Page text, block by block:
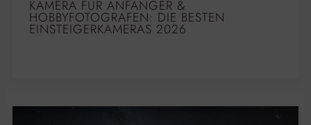
KAMERA FÜR ANFÄNGER &
HOBBYFOTOGRAFEN: DIE BESTEN
EINSTEIGERKAMERAS 2026